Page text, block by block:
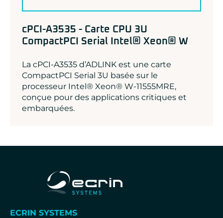
cPCI-A3535 - Carte CPU 3U
CompactPCI Serial Intel® Xeon® W
La cPCI-A3535 d’ADLINK est une carte
CompactPCI Serial 3U basée sur le
processeur Intel® Xeon® W-11555MRE,
conçue pour des applications critiques et
embarquées.
ECRIN SYSTEMS